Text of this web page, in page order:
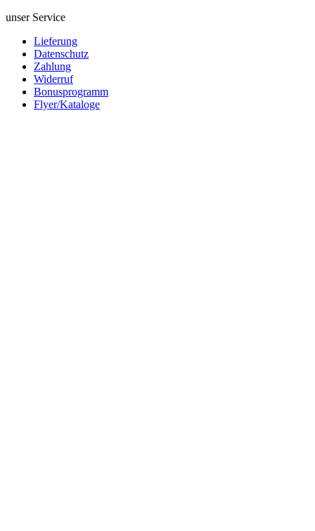
unser Service
Lieferung
Datenschutz
Zahlung
Widerruf
Bonusprogramm
Flyer/Kataloge